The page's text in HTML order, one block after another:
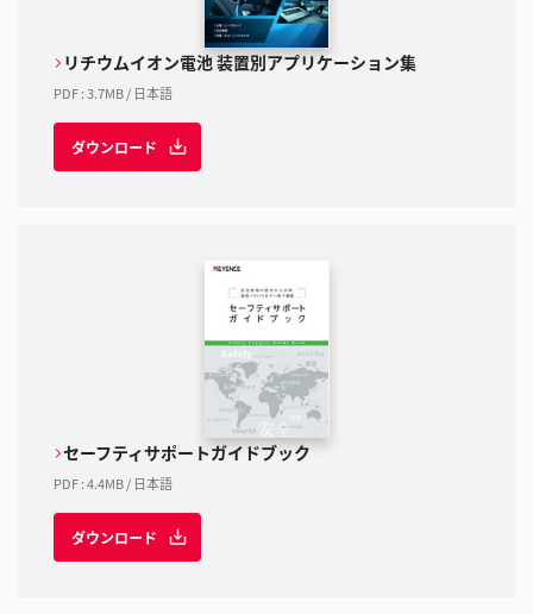
リチウムイオン電池 装置別アプリケーション集
PDF:3.7MB/ 日本語
ダウンロード
セーフティサポートガイドブック
PDF:4.4MB/ 日本語
ダウンロード